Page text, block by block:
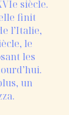
siècle.
finit
l’Italie,
le
les
un